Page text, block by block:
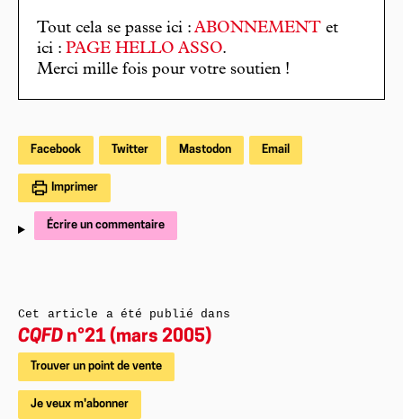
Tout cela se passe ici : ABONNEMENT et
ici : PAGE HELLO ASSO.
Merci mille fois pour votre soutien !
Facebook Twitter Mastodon Email
Imprimer
Écrire un commentaire
Cet article a été publié dans
CQFD n°21 (mars 2005)
Trouver un point de vente
Je veux m'abonner